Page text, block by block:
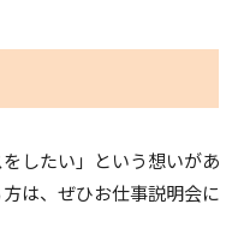
したい」という想いがあ
は、ぜひお仕事説明会に